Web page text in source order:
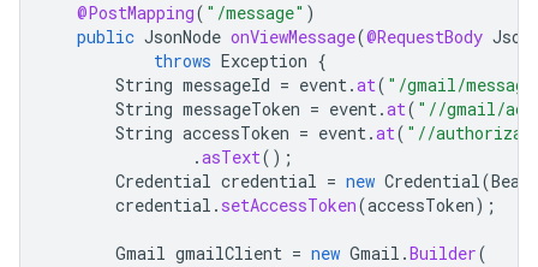
@PostMapping( "/message" )
public JsonNode onViewMessage(@RequestBody
throws Exception {
String messageId = event.at( "/gmail/
String messageToken = event.at( "//gmail/
String accessToken = event.at( "//
.asText();
Credential credential = new Credential(
credential . setAccessToken(accessToken);
Gmail gmailClient = new Gmail .Builder(